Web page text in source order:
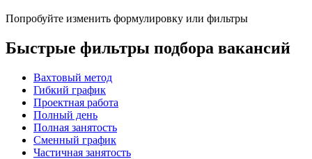
Попробуйте изменить формулировку или фильтры
Быстрые фильтры подбора вакансий
Вахтовый метод
Гибкий график
Проектная работа
Полный день
Полная занятость
Сменный график
Частичная занятость